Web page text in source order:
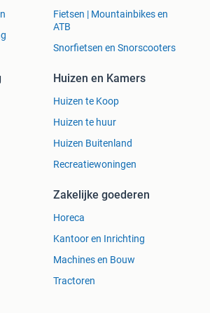
2022
van het rookkanaal hebben wij diverse
het je makkelijker te maken hebben we
rookanaalsets samengesteld.
(foto 7) €376,90
doorvoerset (foto 9) €909.94
je ruimte verwarmen
en bespaar flink op je huidige
wordt steeds duurder en een
alternatief. Lage aanschafprijs
warmte. Je bent niet meer
Fietsen | Mountainbikes en
ATB
Snorfietsen en Snorscooters
Huizen en Kamers
Huizen te Koop
Huizen te huur
Huizen Buitenland
Recreatiewoningen
Zakelijke goederen
Horeca
Kantoor en Inrichting
Machines en Bouw
Tractoren